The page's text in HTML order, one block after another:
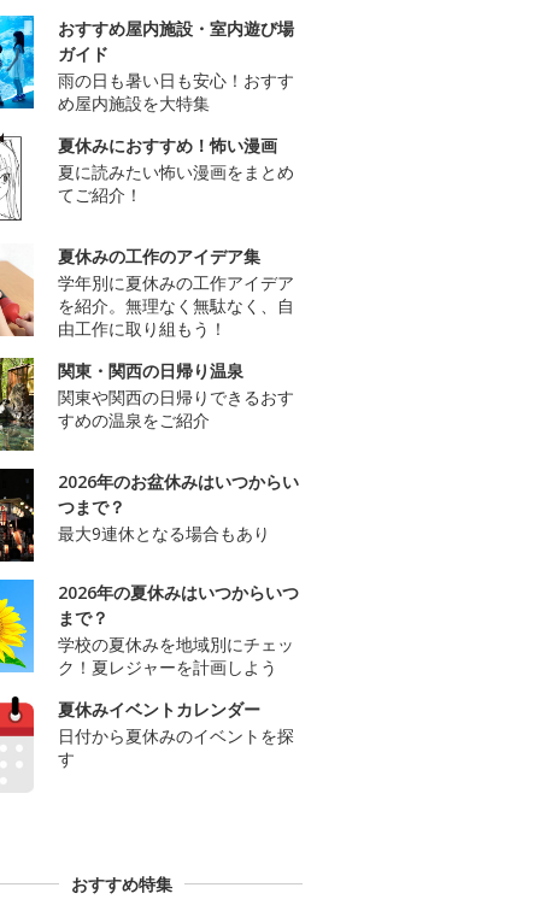
おすすめ屋内施設・室内遊び場
ガイド
雨の日も暑い日も安心！おすす
め屋内施設を大特集
夏休みにおすすめ！怖い漫画
夏に読みたい怖い漫画をまとめ
てご紹介！
夏休みの工作のアイデア集
学年別に夏休みの工作アイデア
を紹介。無理なく無駄なく、自
由工作に取り組もう！
関東・関西の日帰り温泉
関東や関西の日帰りできるおす
すめの温泉をご紹介
2026年のお盆休みはいつからい
つまで？
最大9連休となる場合もあり
2026年の夏休みはいつからいつ
まで？
学校の夏休みを地域別にチェッ
ク！夏レジャーを計画しよう
夏休みイベントカレンダー
日付から夏休みのイベントを探
す
おすすめ特集